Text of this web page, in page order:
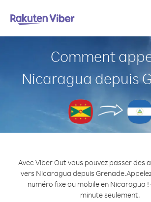
Comment
Nicaragua depuis
Avec Viber Out vous pouvez passer des
vers Nicaragua depuis Grenade.
numéro fixe ou mobile en Nicaragua !
minute seulement.